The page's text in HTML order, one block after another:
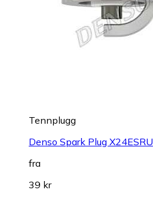
Tennplugg
Denso Spark Plug X24ESRU
fra
39 kr